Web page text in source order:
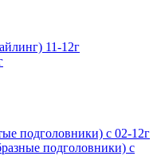
11-12г
подголовники) с 02-12г
подголовники) с